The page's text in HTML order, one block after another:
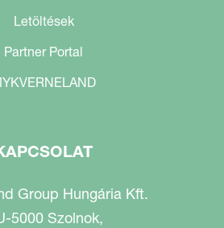
Letöltések
Partner Portal
Group Hungária Kft.
5000 Szolnok,